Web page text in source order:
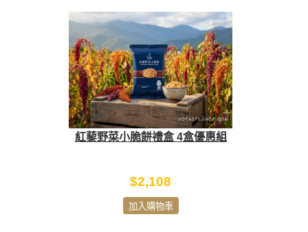
紅藜野菜小脆餅禮盒 4盒優惠組
$2,108
加入購物車